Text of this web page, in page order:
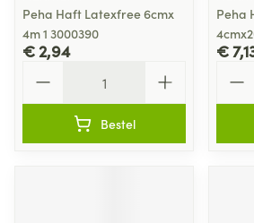
Peha Haft Latexfree 6cmx
4m 1 3000390
€ 2,94
Bestel
Peha
€